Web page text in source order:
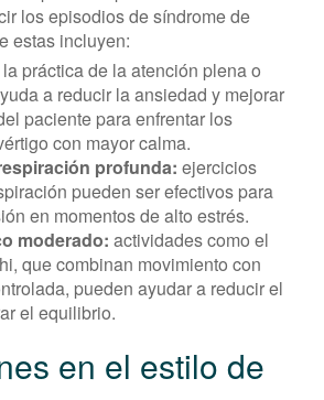
los episodios de síndrome de
estas incluyen:
la práctica de la atención plena o
a reducir la ansiedad y mejorar
paciente para enfrentar los
con mayor calma.
profunda: ejercicios
pueden ser efectivos para
en momentos de alto estrés.
moderado: actividades como el
que combinan movimiento con
pueden ayudar a reducir el
el equilibrio.
en el estilo de